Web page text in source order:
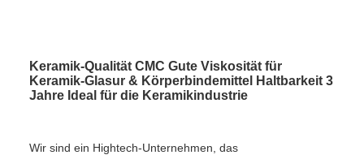
Keramik-Qualität CMC Gute Viskosität für
Keramik-Glasur & Körperbindemittel Haltbarkeit 3
Jahre Ideal für die Keramikindustrie
Wir sind ein Hightech-Unternehmen, das